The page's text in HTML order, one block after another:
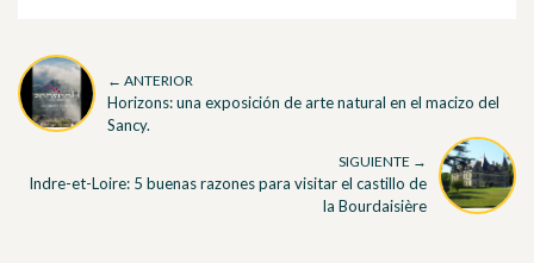
← ANTERIOR
Horizons: una exposición de arte natural en el macizo del
Sancy.
SIGUIENTE →
Indre-et-Loire: 5 buenas razones para visitar el castillo de
la Bourdaisière